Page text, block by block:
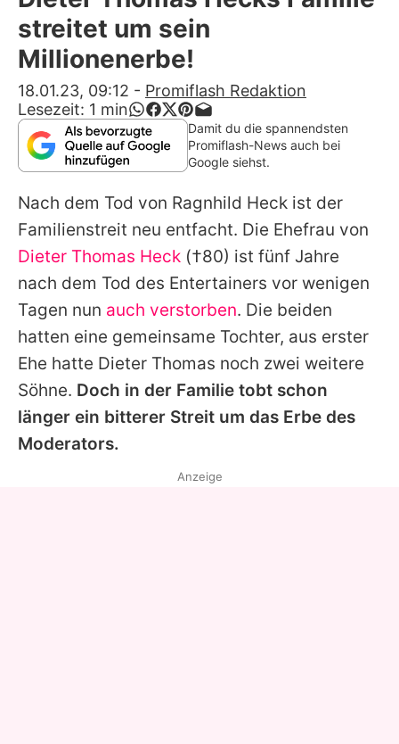
Alle Themen auf Promiflash
Jobs
App runterladen
Team
Redaktionelle Richtlinien
Impressum
Datenschutzerklärung
Nutzungsbedingungen
Utiq verwalten
streitet um sein
Millionenerbe!
18.01.23, 09:12 - Promiflash Redaktion
Lesezeit: 1 min
Damit du die spannendsten
Promiflash-News auch bei
Google siehst.
Nach dem Tod von Ragnhild Heck ist der
Familienstreit neu entfacht. Die Ehefrau von
Dieter Thomas Heck (†80) ist fünf Jahre
nach dem Tod des Entertainers vor wenigen
Tagen nun auch verstorben. Die beiden
hatten eine gemeinsame Tochter, aus erster
Ehe hatte Dieter Thomas noch zwei weitere
Söhne. Doch in der Familie tobt schon
länger ein bitterer Streit um das Erbe des
Moderators.
Anzeige